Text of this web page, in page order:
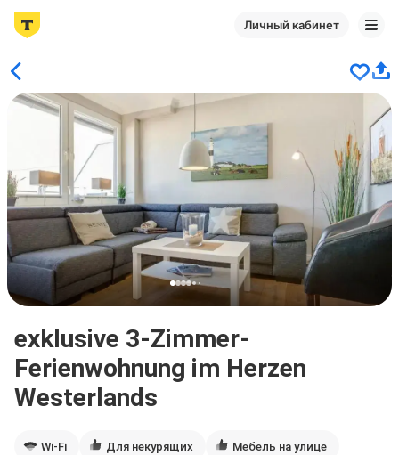
Личный кабинет
exklusive 3-Zimmer-
Ferienwohnung im Herzen
Westerlands
Wi-Fi Для некурящих Мебель на улице